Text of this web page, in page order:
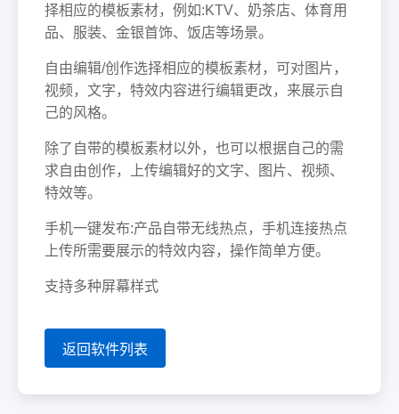
择相应的模板素材，例如:KTV、奶茶店、体育用
品、服装、金银首饰、饭店等场景。
自由编辑/创作选择相应的模板素材，可对图片，
视频，文字，特效内容进行编辑更改，来展示自
己的风格。
除了自带的模板素材以外，也可以根据自己的需
求自由创作，上传编辑好的文字、图片、视频、
特效等。
手机一键发布:产品自带无线热点，手机连接热点
上传所需要展示的特效内容，操作简单方便。
支持多种屏幕样式
返回软件列表